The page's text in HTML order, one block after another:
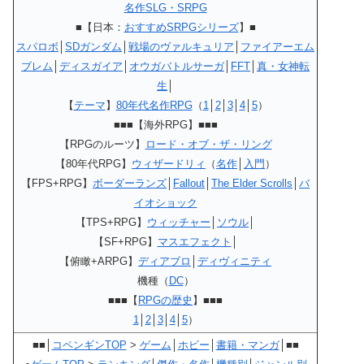
名作SLG・SRPG
■【日本： おすすめSRPGシリーズ】■
スパロボ SDガンダム 戦場のヴァルキュリア
ファイアーエム
ブレム ディスガイア オウガバトルサーガ│ FFT 真・女神転
生
【 テーマ 】 80年代名作RPG（ 1│ 2│ 3│ 4│ 5）
■■■【海外RPG】■■■
【RPGのルーツ】
ロード・オブ・ザ・リング
【80年代RPG】 ウィザードリィ （名作 入門 ）
【FPS+RPG】 ボーダーランズ Fallout The Elder Scrolls バ
イオショック
【TPS+RPG】 ウィッチャー ソウル
【SF+RPG】 マスエフェクト
【俯瞰+ARPG】 ディアブロ
ディヴィニティ
機種（ DC）
■■■【 RPGの歴史 】■■■
1│ 2│ 3│ 4│ 5）
■■│ コペンギンTOP > ゲーム ホビー 書籍・マンガ│■■